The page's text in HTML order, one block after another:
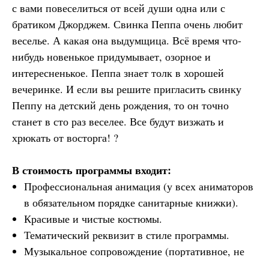
с вами повеселиться от всей души одна или с
братиком Джорджем. Свинка Пеппа очень любит
веселье. А какая она выдумщица. Всё время что-
нибудь новенькое придумывает, озорное и
интересненькое. Пеппа знает толк в хорошей
вечеринке. И если вы решите пригласить свинку
Пеппу на детский день рождения, то он точно
станет в сто раз веселее. Все будут визжать и
хрюкать от восторга! ?
В стоимость программы входит:
Профессиональная анимация (у всех аниматоров
в обязательном порядке санитарные книжки).
Красивые и чистые костюмы.
Тематический реквизит в стиле программы.
Музыкальное сопровождение (портативное, не